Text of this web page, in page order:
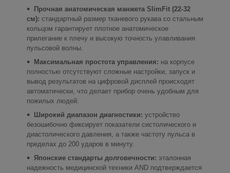
Прочная анатомическая манжета SlimFit (22-32
см): стандартный размер тканевого рукава со стальным
кольцом гарантирует плотное анатомическое
прилегание к плечу и высокую точность улавливания
пульсовой волны.
Максимальная простота управления: на корпусе
полностью отсутствуют сложные настройки, запуск и
вывод результатов на цифровой дисплей происходят
автоматически, что делает прибор очень удобным для
пожилых людей.
Широкий диапазон диагностики: устройство
безошибочно фиксирует показатели систолического и
диастолического давления, а также частоту пульса в
пределах до 200 ударов в минуту.
Японские стандарты долговечности: эталонная
надежность медицинской техники AND подтверждается